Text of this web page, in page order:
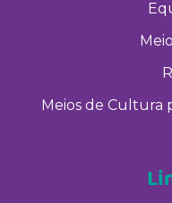
Meios de Cultura